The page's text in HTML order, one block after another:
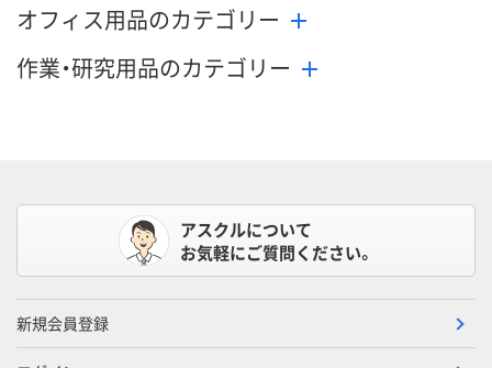
オフィス用品のカテゴリー
作業・研究用品のカテゴリー
アスクルについて
お気軽にご質問ください。
新規会員登録